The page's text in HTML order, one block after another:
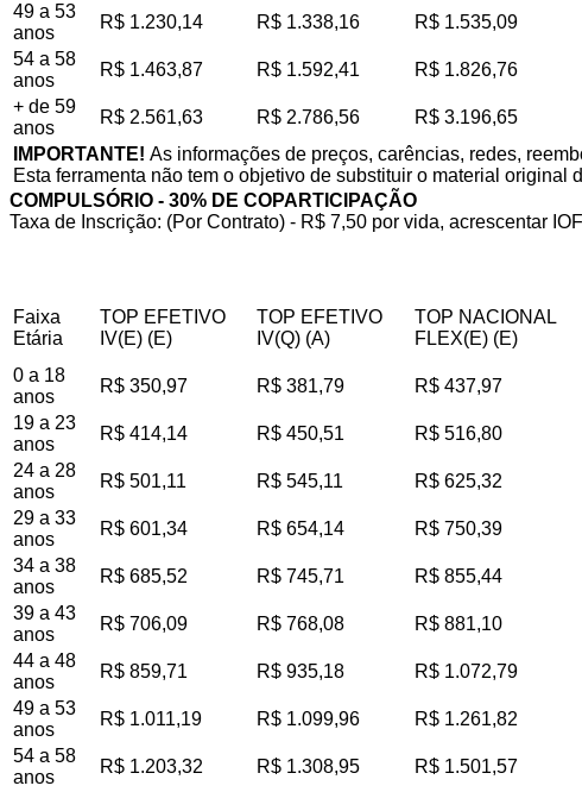
49 a 53
anos
R$ 1.230,14 R$ 1.338,16 R$ 1.535,09
54 a 58
anos
R$ 1.463,87 R$ 1.592,41 R$ 1.826,76
+ de 59
anos
R$ 2.561,63 R$ 2.786,56 R$ 3.196,65
IMPORTANTE! As informações de preços, carências, redes,
Esta ferramenta não tem o objetivo de substituir o material
COMPULSÓRIO - 30% DE COPARTICIPAÇÃO
Taxa de Inscrição: (Por Contrato) - R$ 7,50 por vida, acrescentar
Faixa
Etária
TOP EFETIVO
IV(E) (E)
TOP EFETIVO
IV(Q) (A)
TOP NACIONAL
FLEX(E) (E)
0 a 18
anos
R$ 350,97 R$ 381,79 R$ 437,97
19 a 23
anos
R$ 414,14 R$ 450,51 R$ 516,80
24 a 28
anos
R$ 501,11 R$ 545,11 R$ 625,32
29 a 33
anos
R$ 601,34 R$ 654,14 R$ 750,39
34 a 38
anos
R$ 685,52 R$ 745,71 R$ 855,44
39 a 43
anos
R$ 706,09 R$ 768,08 R$ 881,10
44 a 48
anos
R$ 859,71 R$ 935,18 R$ 1.072,79
49 a 53
anos
R$ 1.011,19 R$ 1.099,96 R$ 1.261,82
54 a 58
anos
R$ 1.203,32 R$ 1.308,95 R$ 1.501,57